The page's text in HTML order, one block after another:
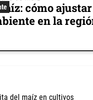
cómo
en la